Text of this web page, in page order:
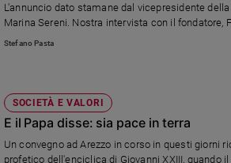
L'annuncio dato stamane dal vicepresidente
Marina Sereni. Nostra intervista con il fondatore, Franco Vaccari, che spiega
i 18 anni di vita dell'organizzazione spesi a formare -
Stefano Pasta
SOCIETÀ E VALORI
E il Papa disse: sia pace in terra
Un convegno ad Arezzo in corso in questi giorni
profetico dell'enciclica di Giovanni XXIII, quando